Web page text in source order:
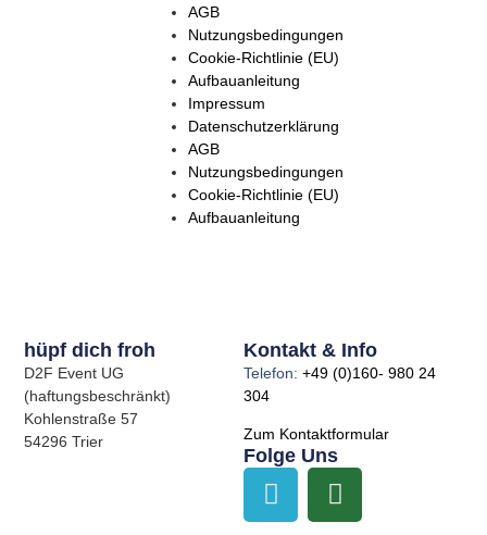
hüpf dich froh
D2F Event UG
(haftungsbeschränkt)
Kohlenstraße 57
54296 Trier
Kontakt & Info
Telefon: +49 (0)160- 980 24
304
Zum Kontaktformular
Folge Uns
AGB
Nutzungsbedingungen
Cookie-Richtlinie (EU)
Aufbauanleitung
Impressum
Datenschutzerklärung
AGB
Nutzungsbedingungen
Cookie-Richtlinie (EU)
Aufbauanleitung